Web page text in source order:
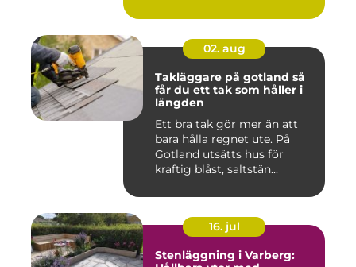
02. aug
Takläggare på gotland så
får du ett tak som håller i
längden
Ett bra tak gör mer än att
bara hålla regnet ute. På
Gotland utsätts hus för
kraftig blåst, saltstän...
16. jul
Stenläggning i Varberg: